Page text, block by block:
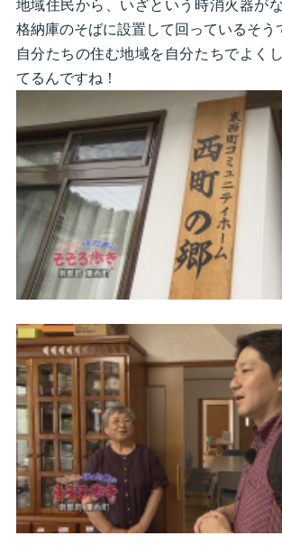
地域住民から、いざという時消火器が
格納庫のそばに設置して回っているそう
自分たちの住む地域を自分たちでよく
てるんですね！